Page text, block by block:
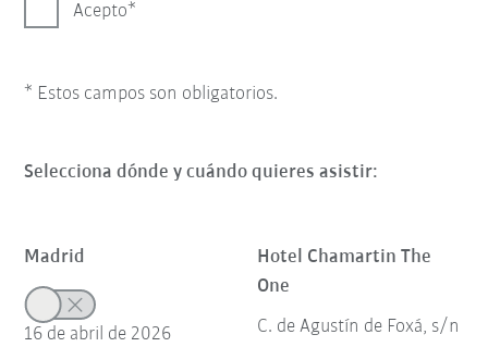
Acepto
* Estos campos son obligatorios.
Selecciona dónde y cuándo quieres asistir:
Madrid
16 de abril de 2026
Hotel Chamartin The
One
C. de Agustín de Foxá, s/n